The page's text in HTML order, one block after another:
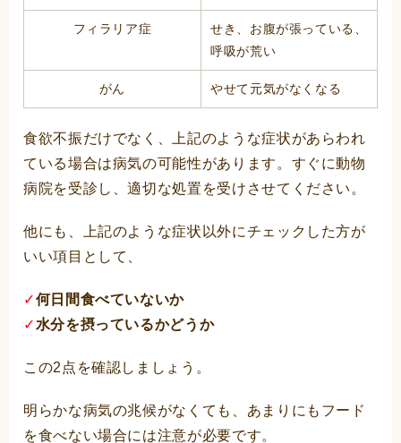
フィラリア症
せき、お腹が張っている、
呼吸が荒い
がん やせて元気がなくなる
食欲不振だけでなく、上記のような症状があらわれ
ている場合は病気の可能性があります。すぐに動物
病院を受診し、適切な処置を受けさせてください。
他にも、上記のような症状以外にチェックした方が
いい項目として、
✓何日間食べていないか
✓水分を摂っているかどうか
この2点を確認しましょう。
明らかな病気の兆候がなくても、あまりにもフード
を食べない場合には注意が必要です。